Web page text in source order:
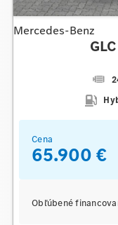
Mercedes-Benz
Cena
65.900 €
Obľúbené